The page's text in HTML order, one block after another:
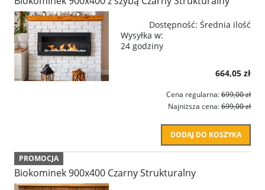
Dostępność: Średnia ilość
Wysyłka w:
24 godziny
664,05 zł
Cena regularna:699,00 zł
Najniższa cena:699,00 zł
DODAJ DO KOSZYKA
Biokominek 900x400 Czarny Strukturalny
PROMOCJA